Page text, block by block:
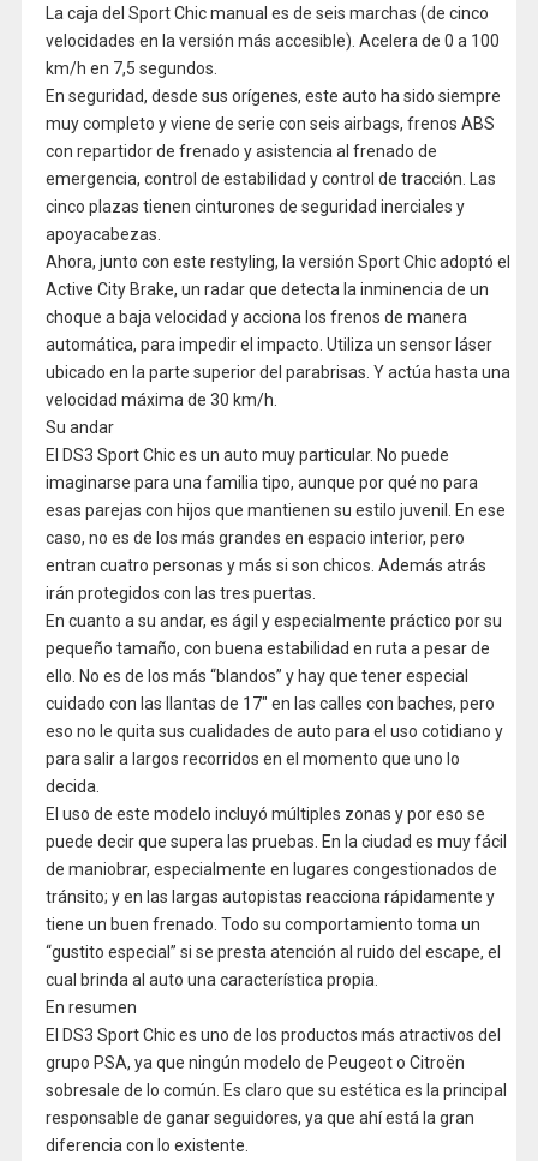
La caja del Sport Chic manual es de seis marchas (de cinco
velocidades en la versión más accesible). Acelera de 0 a 100
km/h en 7,5 segundos.
En seguridad, desde sus orígenes, este auto ha sido siempre
muy completo y viene de serie con seis airbags, frenos ABS
con repartidor de frenado y asistencia al frenado de
emergencia, control de estabilidad y control de tracción. Las
cinco plazas tienen cinturones de seguridad inerciales y
apoyacabezas.
Ahora, junto con este restyling, la versión Sport Chic adoptó el
Active City Brake, un radar que detecta la inminencia de un
choque a baja velocidad y acciona los frenos de manera
automática, para impedir el impacto. Utiliza un sensor láser
ubicado en la parte superior del parabrisas. Y actúa hasta una
velocidad máxima de 30 km/h.
Su andar
El DS3 Sport Chic es un auto muy particular. No puede
imaginarse para una familia tipo, aunque por qué no para
esas parejas con hijos que mantienen su estilo juvenil. En ese
caso, no es de los más grandes en espacio interior, pero
entran cuatro personas y más si son chicos. Además atrás
irán protegidos con las tres puertas.
En cuanto a su andar, es ágil y especialmente práctico por su
pequeño tamaño, con buena estabilidad en ruta a pesar de
ello. No es de los más “blandos” y hay que tener especial
cuidado con las llantas de 17″ en las calles con baches, pero
eso no le quita sus cualidades de auto para el uso cotidiano y
para salir a largos recorridos en el momento que uno lo
decida.
El uso de este modelo incluyó múltiples zonas y por eso se
puede decir que supera las pruebas. En la ciudad es muy fácil
de maniobrar, especialmente en lugares congestionados de
tránsito; y en las largas autopistas reacciona rápidamente y
tiene un buen frenado. Todo su comportamiento toma un
“gustito especial” si se presta atención al ruido del escape, el
cual brinda al auto una característica propia.
En resumen
El DS3 Sport Chic es uno de los productos más atractivos del
grupo PSA, ya que ningún modelo de Peugeot o Citroën
sobresale de lo común. Es claro que su estética es la principal
responsable de ganar seguidores, ya que ahí está la gran
diferencia con lo existente.